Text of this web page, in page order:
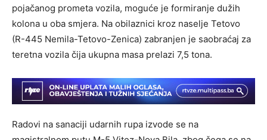
pojačanog prometa vozila, moguće je formiranje dužih
kolona u oba smjera. Na obilaznici kroz naselje Tetovo
(R-445 Nemila-Tetovo-Zenica) zabranjen je saobraćaj za
teretna vozila čija ukupna masa prelazi 7,5 tona.
Radovi na sanaciji udarnih rupa izvode se na